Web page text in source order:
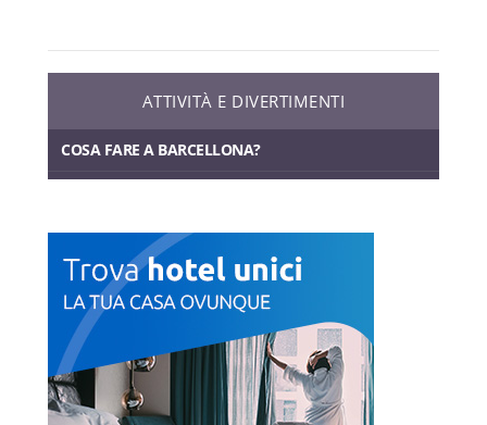
ATTIVITÀ E DIVERTIMENTI
COSA FARE A BARCELLONA?